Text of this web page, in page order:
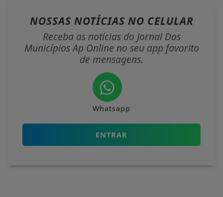
NOSSAS NOTÍCIAS NO CELULAR
Receba as notícias do Jornal Dos
Municípios Ap Online no seu app favorito
de mensagens.
Whatsapp
ENTRAR